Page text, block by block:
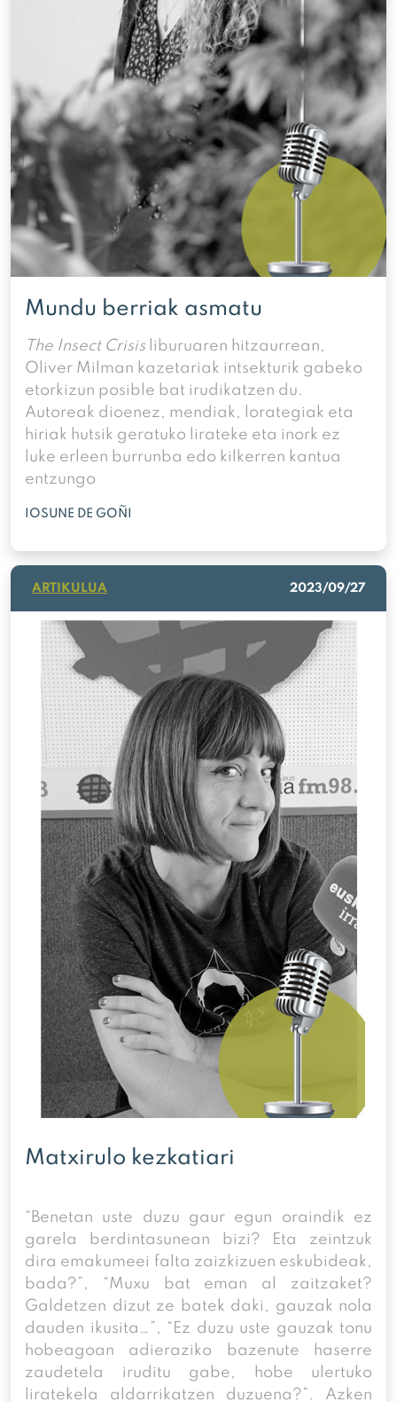
Mundu berriak asmatu
The Insect Crisis liburuaren hitzaurrean,
Oliver Milman kazetariak intsekturik gabeko
etorkizun posible bat irudikatzen du.
Autoreak dioenez, mendiak, lorategiak eta
hiriak hutsik geratuko lirateke eta inork ez
luke erleen burrunba edo kilkerren kantua
entzungo
IOSUNE DE GOÑI
ARTIKULUA 2023/09/27
Matxirulo kezkatiari
“Benetan uste duzu gaur egun oraindik ez
garela berdintasunean bizi? Eta zeintzuk
dira emakumeei falta zaizkizuen eskubideak,
bada?”, “Muxu bat eman al zaitzaket?
Galdetzen dizut ze batek daki, gauzak nola
dauden ikusita…”, “Ez duzu uste gauzak tonu
hobeagoan adieraziko bazenute haserre
zaudetela iruditu gabe, hobe ulertuko
liratekela aldarrikatzen duzuena?”. Azken